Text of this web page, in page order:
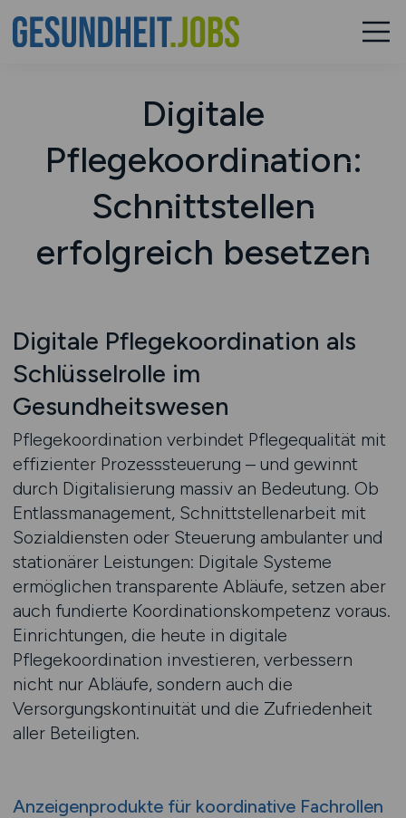
Digitale
Pflegekoordination:
Schnittstellen
erfolgreich besetzen
Digitale Pflegekoordination als
Schlüsselrolle im
Gesundheitswesen
Pflegekoordination verbindet Pflegequalität mit
effizienter Prozesssteuerung – und gewinnt
durch Digitalisierung massiv an Bedeutung. Ob
Entlassmanagement, Schnittstellenarbeit mit
Sozialdiensten oder Steuerung ambulanter und
stationärer Leistungen: Digitale Systeme
ermöglichen transparente Abläufe, setzen aber
auch fundierte Koordinationskompetenz voraus.
Einrichtungen, die heute in digitale
Pflegekoordination investieren, verbessern
nicht nur Abläufe, sondern auch die
Versorgungskontinuität und die Zufriedenheit
aller Beteiligten.
Anzeigenprodukte für koordinative Fachrollen